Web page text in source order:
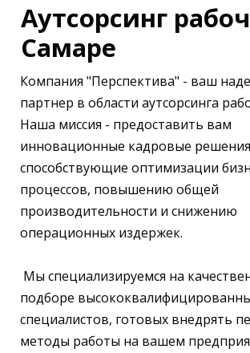
Компания "Перспектива" - ваш
партнер в области аутсорсинга
Наша миссия - предоставить вам
инновационные кадровые
способствующие оптимизации
процессов, повышению общей
производительности и снижению
операционных издержек.
Мы специализируемся на
подборе
специалистов, готовых внедрять
методы работы на вашем
Аутсорсинг
Самаре